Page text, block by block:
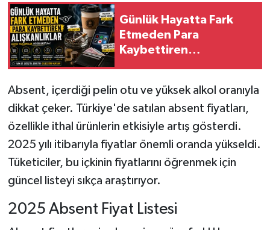
Günlük Hayatta Fark
Etmeden Para
Kaybettiren
Absent, içerdiği pelin otu ve yüksek alkol oranıyla
dikkat çeker. Türkiye'de satılan absent fiyatları,
özellikle ithal ürünlerin etkisiyle artış gösterdi.
2025 yılı itibarıyla fiyatlar önemli oranda yükseldi.
Tüketiciler, bu içkinin fiyatlarını öğrenmek için
güncel listeyi sıkça araştırıyor.
2025 Absent Fiyat Listesi